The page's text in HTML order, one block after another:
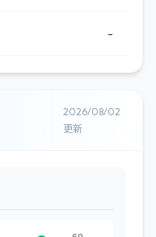
-
2026/08/02
更新